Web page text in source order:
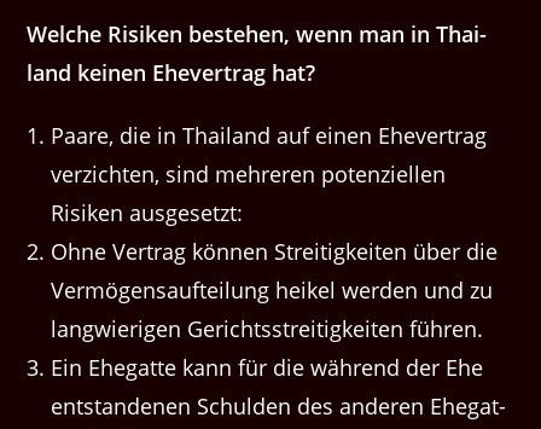
Welche Risiken beste­hen, wenn man in Thai­
land keinen Ehev­er­trag hat?
Paare, die in Thai­land auf einen Ehev­er­trag
verzicht­en, sind mehreren poten­ziellen
Risiken ausgesetzt:
Ohne Ver­trag kön­nen Stre­it­igkeit­en über die
Ver­mö­gen­saufteilung heikel wer­den und zu
lang­wieri­gen Gerichtsstre­it­igkeit­en führen.
Ein Ehe­gat­te kann für die während der Ehe
ent­stande­nen Schulden des anderen Ehe­gat­